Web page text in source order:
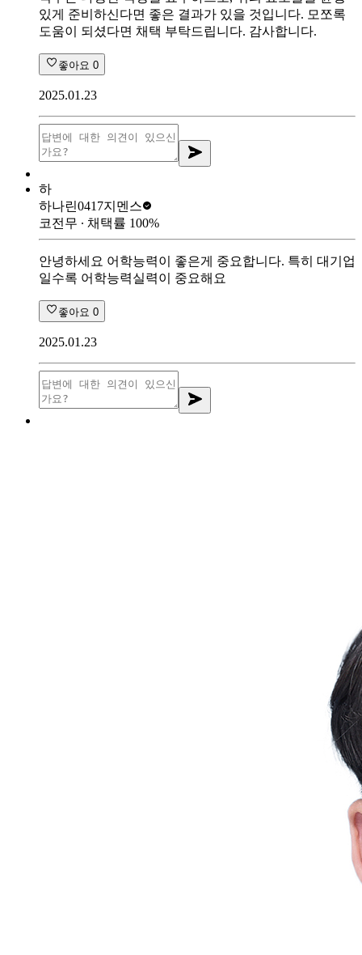
있게 준비하신다면 좋은 결과가 있을 것입니다. 모쪼록
도움이 되셨다면 채택 부탁드립니다. 감사합니다.
좋아요 0
2025.01.23
하
하나린0417지멘스
코전무 ∙ 채택률 100%
안녕하세요 어학능력이 좋은게 중요합니다. 특히 대기업
일수록 어학능력실력이 중요해요
좋아요 0
2025.01.23